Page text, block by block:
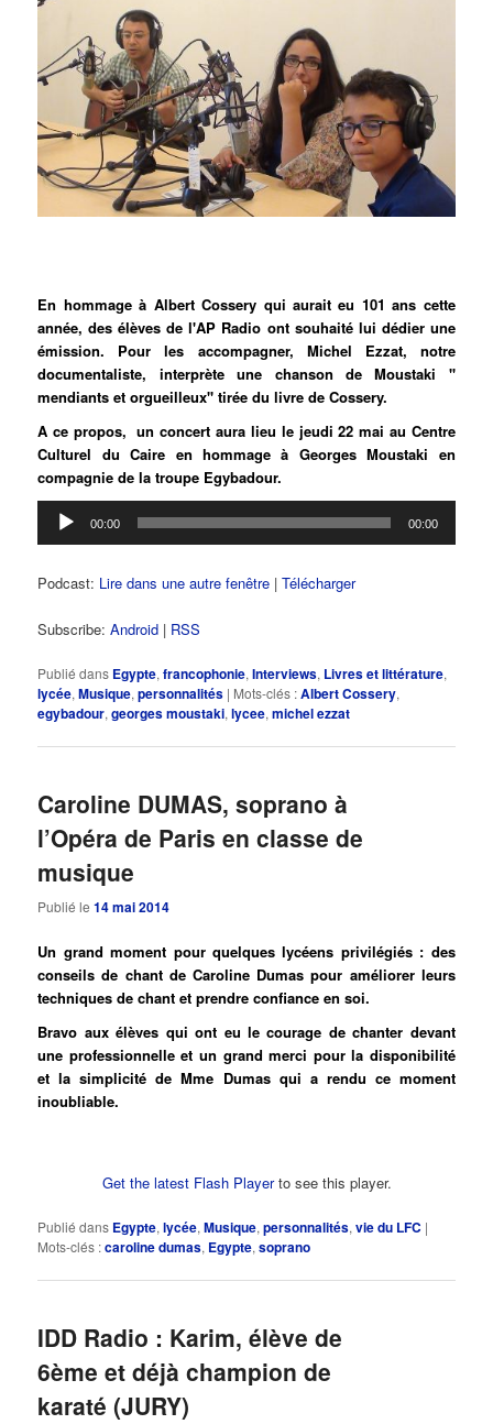
En hommage à Albert Cossery qui aurait eu 101 ans cette
année, des élèves de l'AP Radio ont souhaité lui dédier une
émission. Pour les accompagner, Michel Ezzat, notre
documentaliste, interprète une chanson de Moustaki ''
mendiants et orgueilleux'' tirée du livre de Cossery.
A ce propos, un concert aura lieu le jeudi 22 mai au Centre
Culturel du Caire en hommage à Georges Moustaki en
compagnie de la troupe Egybadour.
Lecteur
audio
00:00 00:00
Podcast: Lire dans une autre fenêtre |Télécharger
Subscribe:Android | RSS
Publié dans Egypte,francophonie,Interviews, Livres et littérature,
lycée,Musique,personnalités | Mots-clés :Albert Cossery,
egybadour,georges moustaki,lycee,michel ezzat
Caroline DUMAS, soprano à
l’Opéra de Paris en classe de
musique
Publié le14 mai 2014
Un grand moment pour quelques lycéens privilégiés : des
conseils de chant de Caroline Dumas pour améliorer leurs
techniques de chant et prendre confiance en soi.
Bravo aux élèves qui ont eu le courage de chanter devant
une professionnelle et un grand merci pour la disponibilité
et la simplicité de Mme Dumas qui a rendu ce moment
inoubliable.
Get the latest Flash Playerto see this player.
Publié dans Egypte,lycée,Musique,personnalités,vie du LFC |
Mots-clés :caroline dumas, Egypte,soprano
IDD Radio : Karim, élève de
6ème et déjà champion de
karaté (JURY)